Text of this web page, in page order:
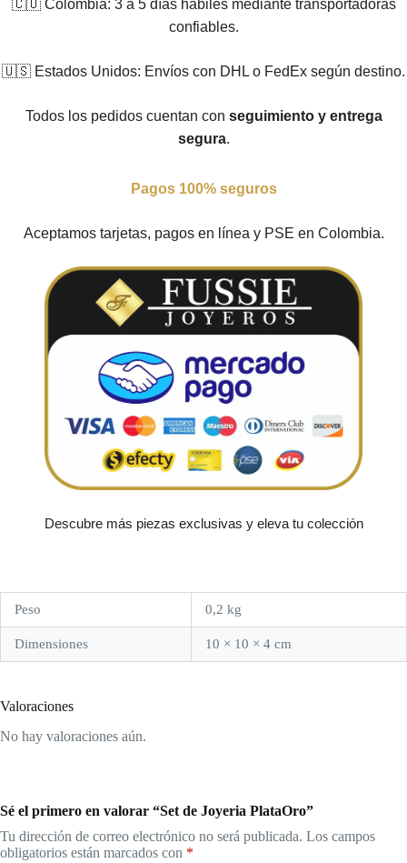
🇨🇴 Colombia: 3 a 5 días hábiles mediante transportadoras
confiables.
🇺🇸 Estados Unidos: Envíos con DHL o FedEx según destino.
Todos los pedidos cuentan con seguimiento y entrega
segura.
Pagos 100% seguros
Aceptamos tarjetas, pagos en línea y PSE en Colombia.
Descubre más piezas exclusivas y eleva tu colección
Peso 0,2 kg
Dimensiones 10 × 10 × 4 cm
Valoraciones
No hay valoraciones aún.
Sé el primero en valorar “Set de Joyeria PlataOro”
Tu dirección de correo electrónico no será publicada. Los campos
obligatorios están marcados con *